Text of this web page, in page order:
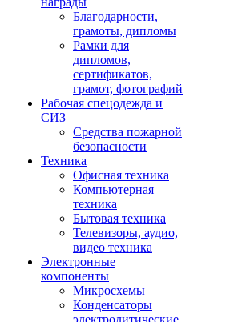
Благодарности,
грамоты, дипломы
Рамки для
дипломов,
сертификатов,
грамот, фотографий
Рабочая спецодежда и
СИЗ
Средства пожарной
безопасности
Техника
Офисная техника
Компьютерная
техника
Бытовая техника
Телевизоры, аудио,
видео техника
Электронные
компоненты
Микросхемы
Конденсаторы
электролитические